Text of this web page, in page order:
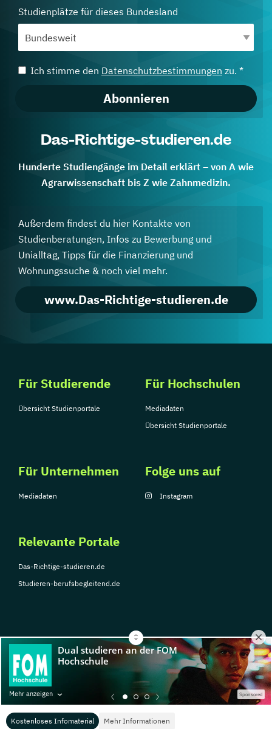
Kostenloses Infomaterial Mehr Informationen
Mehr anzeigen Sponsored
Studienplätze für dieses Bundesland
Ich stimme den Datenschutzbestimmungen zu. *
Abonnieren
Das-Richtige-studieren.de
Hunderte Studiengänge im Detail erklärt – von A wie
Agrarwissenschaft bis Z wie Zahnmedizin.
Außerdem findest du hier Kontakte von
Studienberatungen, Infos zu Bewerbung und
Unialltag, Tipps für die Finanzierung und
Wohnungssuche & noch viel mehr.
www.Das-Richtige-studieren.de
Für Studierende
Übersicht Studienportale
Für Hochschulen
Mediadaten
Übersicht Studienportale
Für Unternehmen
Mediadaten
Relevante Portale
Das-Richtige-studieren.de
Studieren-berufsbegleitend.de
Folge uns auf
Instagram
© Copyright 2026, TarGroup Media GmbH
Impressum
uns
Datenschutzerklärung Nutzungsbedingungen